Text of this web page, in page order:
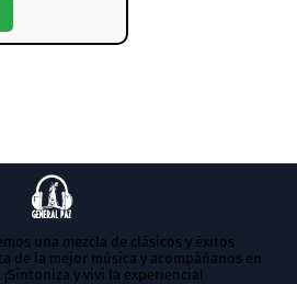
una mezcla de clásicos y éxitos
de la mejor música y acompáñanos en
y vivi la experiencia!